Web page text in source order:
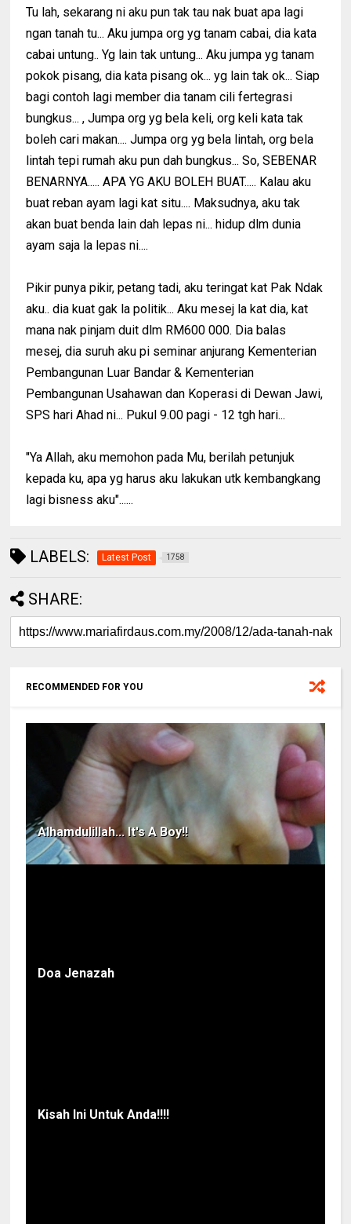
Tu lah, sekarang ni aku pun tak tau nak buat apa lagi
ngan tanah tu... Aku jumpa org yg tanam cabai, dia kata
cabai untung.. Yg lain tak untung... Aku jumpa yg tanam
pokok pisang, dia kata pisang ok... yg lain tak ok... Siap
bagi contoh lagi member dia tanam cili fertegrasi
bungkus... , Jumpa org yg bela keli, org keli kata tak
boleh cari makan.... Jumpa org yg bela lintah, org bela
lintah tepi rumah aku pun dah bungkus... So, SEBENAR
BENARNYA..... APA YG AKU BOLEH BUAT..... Kalau aku
buat reban ayam lagi kat situ.... Maksudnya, aku tak
akan buat benda lain dah lepas ni... hidup dlm dunia
ayam saja la lepas ni....
Pikir punya pikir, petang tadi, aku teringat kat Pak Ndak
aku.. dia kuat gak la politik... Aku mesej la kat dia, kat
mana nak pinjam duit dlm RM600 000. Dia balas
mesej, dia suruh aku pi seminar anjurang Kementerian
Pembangunan Luar Bandar & Kementerian
Pembangunan Usahawan dan Koperasi di Dewan Jawi,
SPS hari Ahad ni... Pukul 9.00 pagi - 12 tgh hari...
"Ya Allah, aku memohon pada Mu, berilah petunjuk
kepada ku, apa yg harus aku lakukan utk kembangkang
lagi bisness aku"......
LABELS: Latest Post 1758
SHARE:
RECOMMENDED FOR YOU
Alhamdulillah... It's A Boy!!
Doa Jenazah
Kisah Ini Untuk Anda!!!!